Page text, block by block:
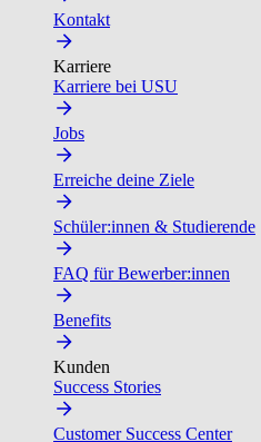
Kontakt
Karriere
Karriere bei USU
Jobs
Erreiche deine Ziele
Schüler:innen & Studierende
FAQ für Bewerber:innen
Benefits
Kunden
Success Stories
Customer Success Center